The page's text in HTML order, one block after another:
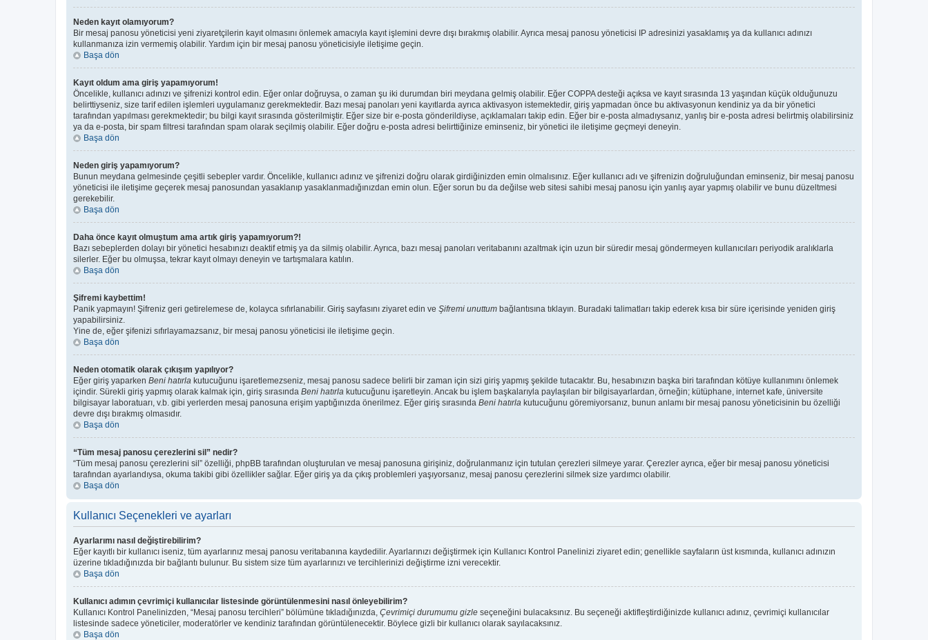
Neden kayıt olamıyorum?
Bir mesaj panosu yöneticisi yeni ziyaretçilerin kayıt olmasını önlemek amacıyla kayıt işlemini devre dışı bırakmış olabilir. Ayrıca mesaj panosu yöneticisi IP adresinizi yasaklamış ya da kullanıcı adınızı
kullanmanıza izin vermemiş olabilir. Yardım için bir mesaj panosu yöneticisiyle iletişime geçin.
Başa dön
Kayıt oldum ama giriş yapamıyorum!
Öncelikle, kullanıcı adınızı ve şifrenizi kontrol edin. Eğer onlar doğruysa, o zaman şu iki durumdan biri meydana gelmiş olabilir. Eğer COPPA desteği açıksa ve kayıt sırasında 13 yaşından küçük olduğunuzu
belirttiyseniz, size tarif edilen işlemleri uygulamanız gerekmektedir. Bazı mesaj panoları yeni kayıtlarda ayrıca aktivasyon istemektedir, giriş yapmadan önce bu aktivasyonun kendiniz ya da bir yönetici
tarafından yapılması gerekmektedir; bu bilgi kayıt sırasında gösterilmiştir. Eğer size bir e-posta gönderildiyse, açıklamaları takip edin. Eğer bir e-posta almadıysanız, yanlış bir e-posta adresi belirtmiş olabilirsiniz
ya da e-posta, bir spam filtresi tarafından spam olarak seçilmiş olabilir. Eğer doğru e-posta adresi belirttiğinize eminseniz, bir yönetici ile iletişime geçmeyi deneyin.
Başa dön
Neden giriş yapamıyorum?
Bunun meydana gelmesinde çeşitli sebepler vardır. Öncelikle, kullanıcı adınız ve şifrenizi doğru olarak girdiğinizden emin olmalısınız. Eğer kullanıcı adı ve şifrenizin doğruluğundan eminseniz, bir mesaj panosu
yöneticisi ile iletişime geçerek mesaj panosundan yasaklanıp yasaklanmadığınızdan emin olun. Eğer sorun bu da değilse web sitesi sahibi mesaj panosu için yanlış ayar yapmış olabilir ve bunu düzeltmesi
gerekebilir.
Başa dön
Daha önce kayıt olmuştum ama artık giriş yapamıyorum?!
Bazı sebeplerden dolayı bir yönetici hesabınızı deaktif etmiş ya da silmiş olabilir. Ayrıca, bazı mesaj panoları veritabanını azaltmak için uzun bir süredir mesaj göndermeyen kullanıcıları periyodik aralıklarla
silerler. Eğer bu olmuşsa, tekrar kayıt olmayı deneyin ve tartışmalara katılın.
Başa dön
Şifremi kaybettim!
Panik yapmayın! Şifreniz geri getirelemese de, kolayca sıfırlanabilir. Giriş sayfasını ziyaret edin ve Şifremi unuttum bağlantısına tıklayın. Buradaki talimatları takip ederek kısa bir süre içerisinde yeniden giriş
yapabilirsiniz.
Yine de, eğer şifenizi sıfırlayamazsanız, bir mesaj panosu yöneticisi ile iletişime geçin.
Başa dön
Neden otomatik olarak çıkışım yapılıyor?
Eğer giriş yaparken Beni hatırla kutucuğunu işaretlemezseniz, mesaj panosu sadece belirli bir zaman için sizi giriş yapmış şekilde tutacaktır. Bu, hesabınızın başka biri tarafından kötüye kullanımını önlemek
içindir. Sürekli giriş yapmış olarak kalmak için, giriş sırasında Beni hatırla kutucuğunu işaretleyin. Ancak bu işlem başkalarıyla paylaşılan bir bilgisayarlardan, örneğin; kütüphane, internet kafe, üniversite
bilgisayar laboratuarı, v.b. gibi yerlerden mesaj panosuna erişim yaptığınızda önerilmez. Eğer giriş sırasında Beni hatırla kutucuğunu göremiyorsanız, bunun anlamı bir mesaj panosu yöneticisinin bu özelliği
devre dışı bırakmış olmasıdır.
Başa dön
“Tüm mesaj panosu çerezlerini sil” nedir?
“Tüm mesaj panosu çerezlerini sil” özelliği, phpBB tarafından oluşturulan ve mesaj panosuna girişiniz, doğrulanmanız için tutulan çerezleri silmeye yarar. Çerezler ayrıca, eğer bir mesaj panosu yöneticisi
tarafından ayarlandıysa, okuma takibi gibi özellikler sağlar. Eğer giriş ya da çıkış problemleri yaşıyorsanız, mesaj panosu çerezlerini silmek size yardımcı olabilir.
Başa dön
Kullanıcı Seçenekleri ve ayarları
Ayarlarımı nasıl değiştirebilirim?
Eğer kayıtlı bir kullanıcı iseniz, tüm ayarlarınız mesaj panosu veritabanına kaydedilir. Ayarlarınızı değiştirmek için Kullanıcı Kontrol Panelinizi ziyaret edin; genellikle sayfaların üst kısmında, kullanıcı adınızın
üzerine tıkladığınızda bir bağlantı bulunur. Bu sistem size tüm ayarlarınızı ve tercihlerinizi değiştirme izni verecektir.
Başa dön
Kullanıcı adımın çevrimiçi kullanıcılar listesinde görüntülenmesini nasıl önleyebilirim?
Kullanıcı Kontrol Panelinizden, “Mesaj panosu tercihleri” bölümüne tıkladığınızda, Çevrimiçi durumumu gizle seçeneğini bulacaksınız. Bu seçeneği aktifleştirdiğinizde kullanıcı adınız, çevrimiçi kullanıcılar
listesinde sadece yöneticiler, moderatörler ve kendiniz tarafından görüntülenecektir. Böylece gizli bir kullanıcı olarak sayılacaksınız.
Başa dön